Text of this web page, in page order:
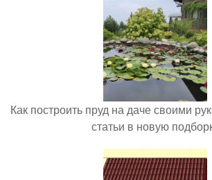
Как построить пруд на даче своими
статьи в новую